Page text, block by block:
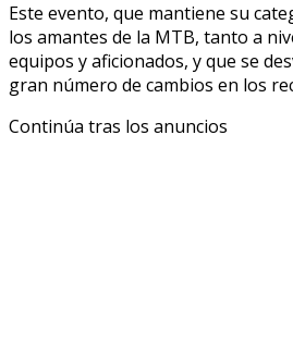
Este evento, que mantiene su
los amantes de la MTB, tanto a
equipos y aficionados, y que se
gran número de cambios en los
Continúa tras los anuncios